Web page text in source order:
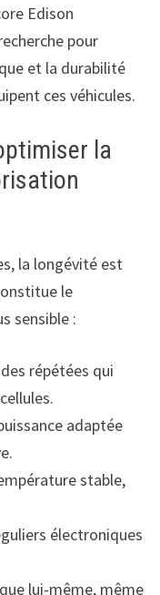
Edison
pour
et la durabilité
ces véhicules.
la
la longévité est
le
sensible :
répétées qui
adaptée
stable,
électroniques
lui-même, même